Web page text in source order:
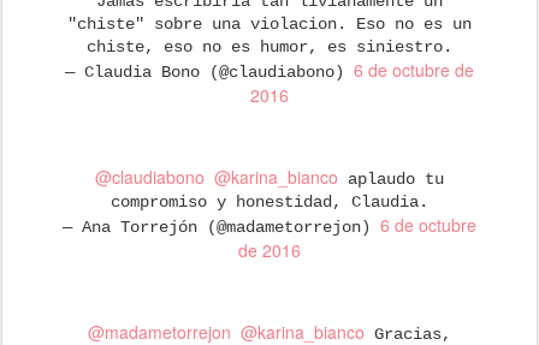
"chiste" sobre una violacion. Eso no es un
chiste, eso no es humor, es siniestro.
— Claudia Bono (@claudiabono) 6 de octubre de
2016
@claudiabono @karina_bianco aplaudo tu
compromiso y honestidad, Claudia.
— Ana Torrejón (@madametorrejon) 6 de octubre
de 2016
@madametorrejon @karina_bianco Gracias,